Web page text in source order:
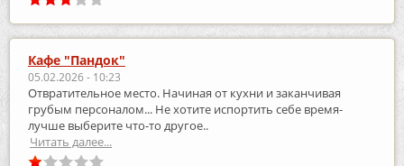
Кафе "Пандок"
05.02.2026 - 10:23
Отвратительное место. Начиная от кухни и заканчивая
грубым персоналом... Не хотите испортить себе время-
лучше выберите что-то другое..
Читать далее...